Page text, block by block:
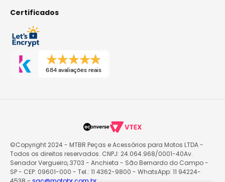
Certificados
684 avaliações reais
©Copyright 2024 - MTBR Peças e Acessórios para Motos LTDA -
Todos os direitos reservados. CNPJ: 24.064.968/0001-40Av.
Senador Vergueiro, 3703 - Anchieta - São Bernardo do Campo -
SP - CEP: 09601-000 - Tel.: 11 4362-9800 - WhatsApp: 11 94224-